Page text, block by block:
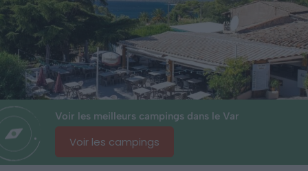
Voir les meilleurs campings dans le Var
Voir les campings